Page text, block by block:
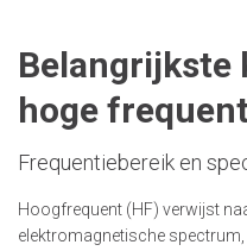
Belangrijkste
hoge
Frequentiebereik en
Hoogfrequent (HF) verwijst
elektromagnetische